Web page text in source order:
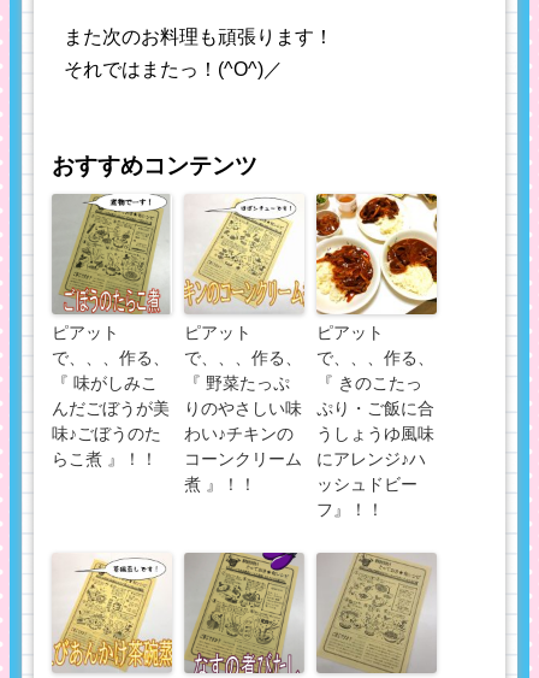
また次のお料理も頑張ります！
それではまたっ！(^O^)／
おすすめコンテンツ
ピアット
で、、、作る、
『 味がしみこ
んだごぼうが美
味♪ごぼうのた
らこ煮 』！！
ピアット
で、、、作る、
『 野菜たっぷ
りのやさしい味
わい♪チキンの
コーンクリーム
煮 』！！
ピアット
で、、、作る、
『 きのこたっ
ぷり・ご飯に合
うしょうゆ風味
にアレンジ♪ハ
ッシュドビー
フ』！！